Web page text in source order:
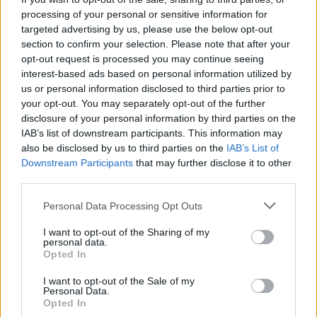
processing of your personal or sensitive information for
targeted advertising by us, please use the below opt-out
section to confirm your selection. Please note that after your
opt-out request is processed you may continue seeing
interest-based ads based on personal information utilized by
us or personal information disclosed to third parties prior to
your opt-out. You may separately opt-out of the further
disclosure of your personal information by third parties on the
IAB’s list of downstream participants. This information may
also be disclosed by us to third parties on the IAB’s List of
Downstream Participants that may further disclose it to other
Please note that this website/app uses one or more Google
not limited to your visit or usage behaviour. You may click to
grant or deny consent to Google and its third-party tags to
use your data for below specified purposes in below Google
consent section.
Personal Data Processing Opt Outs
I want to opt-out of the Sharing of my
personal data.
Opted In
I want to opt-out of the Sale of my
Personal Data.
Opted In
VITAMINHIÁNY – ILYEN JELEKRE FIGYELJ
Erre figyelj!
07. 31.
NEM A CITROMSAV, AZ ECET VAGY A
SZÓDABIKARBÓNA A LEGERŐSEBB: EZT HASZNÁLJÁK A
SZÁLLODÁKBAN A VÍZKŐ ELLEN
Ez a szer tényleg eltünteti a vízkövet
07. 31.
HAGYD A SÓT: EGY CSIPET EBBŐL A FŐZŐVÍZBE,
ÉS SOKKAL FINOMABB LESZ A FŐTT KRUMPLI
Titkos hozzávaló
24 ÓRA TOVÁBBI HÍREI
24 óra